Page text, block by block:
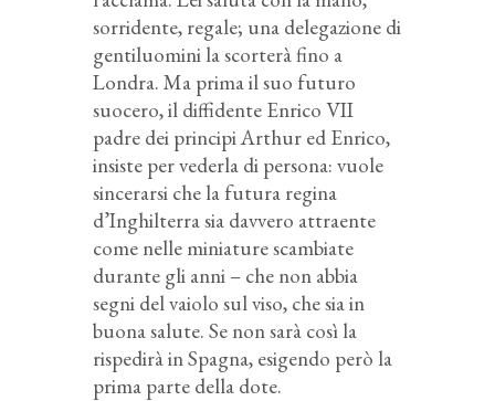
sorridente, regale; una delegazione di
gentiluomini la scorterà fino a
Londra. Ma prima il suo futuro
suocero, il diffidente Enrico VII
padre dei principi Arthur ed Enrico,
insiste per vederla di persona: vuole
sincerarsi che la futura regina
d’Inghilterra sia davvero attraente
come nelle miniature scambiate
durante gli anni – che non abbia
segni del vaiolo sul viso, che sia in
buona salute. Se non sarà così la
rispedirà in Spagna, esigendo però la
prima parte della dote.